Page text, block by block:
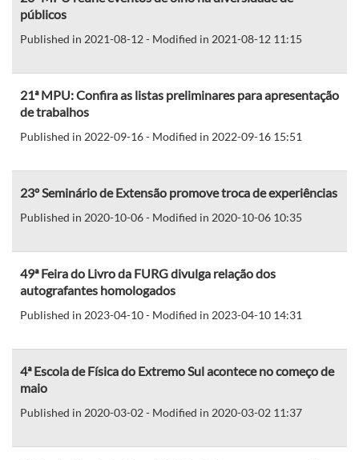
públicos
Published in 2021-08-12 - Modified in 2021-08-12 11:15
21ª MPU: Confira as listas preliminares para apresentação
de trabalhos
Published in 2022-09-16 - Modified in 2022-09-16 15:51
23º Seminário de Extensão promove troca de experiências
Published in 2020-10-06 - Modified in 2020-10-06 10:35
49ª Feira do Livro da FURG divulga relação dos
autografantes homologados
Published in 2023-04-10 - Modified in 2023-04-10 14:31
4ª Escola de Física do Extremo Sul acontece no começo de
maio
Published in 2020-03-02 - Modified in 2020-03-02 11:37